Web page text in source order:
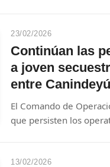
jueves.
23/02/2026
Continúan las
a joven
entre
El Comando de
que persisten los
novedades
13/02/2026